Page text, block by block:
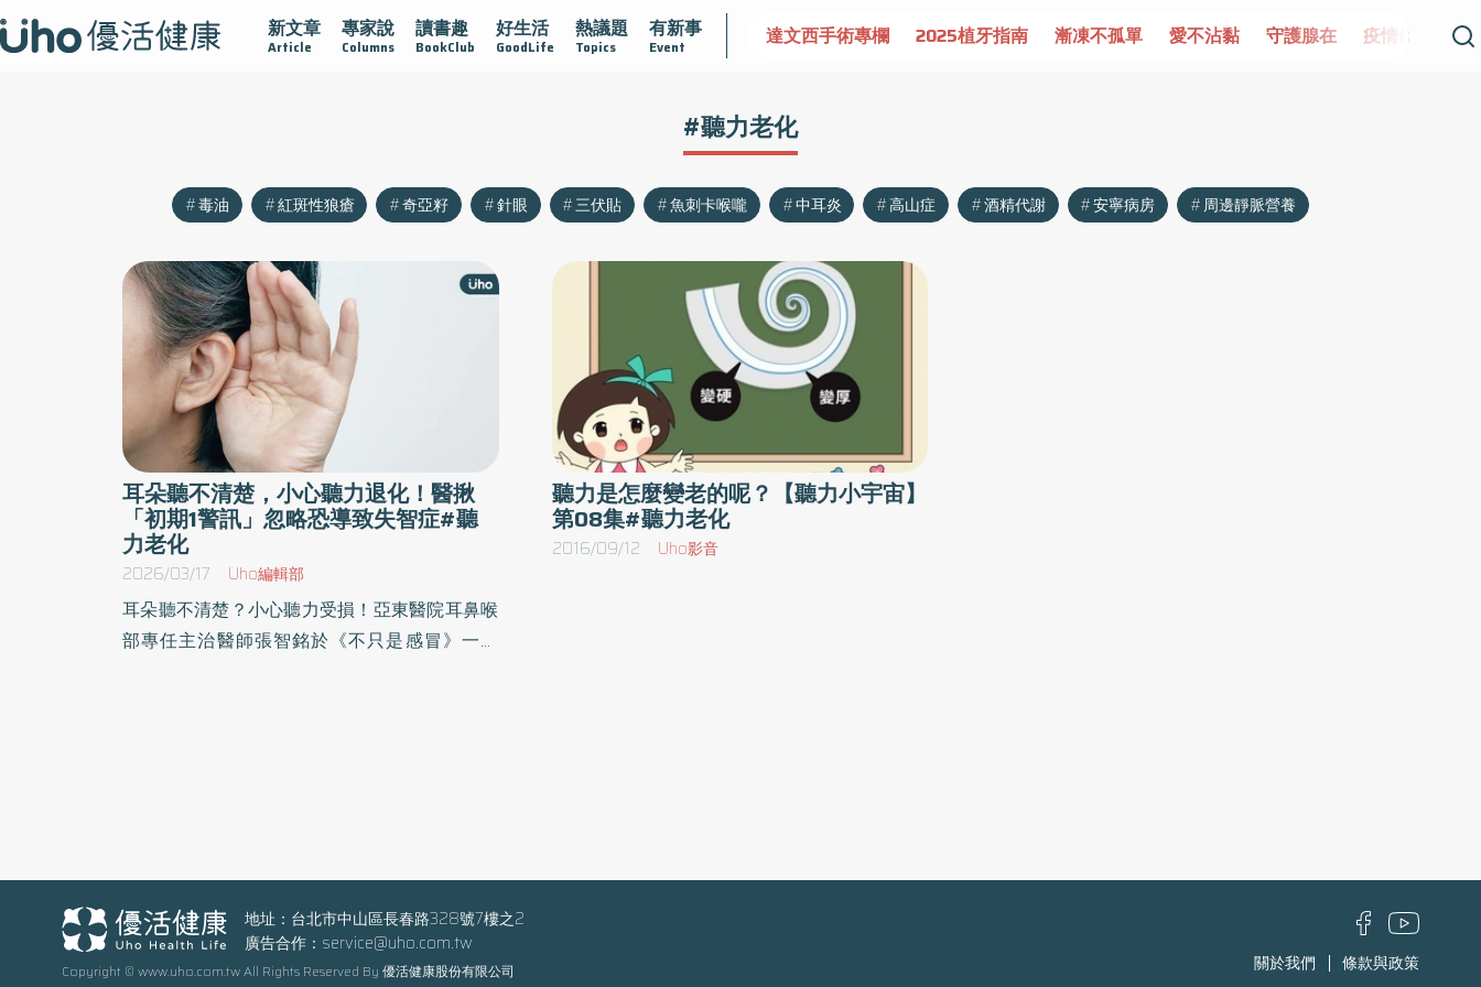
新文章
Article
專家說
Columns
讀書趣
BookClub
好生活
GoodLife
熱議題
Topics
有新事
Event
黏 守護腺在 疫情保衛戰 再生醫學 愛的未來視 認識攝護腺肥大 守護骨骼健康 達文西手術專欄 2025植牙指南 漸凍不孤單 愛不沾黏 守護腺在 疫情保衛戰
#聽力老化
毒油 紅斑性狼瘡 奇亞籽 針眼 三伏貼 魚刺卡喉嚨 中耳炎 高山症 酒精代謝 安寧病房 周邊靜脈營養
耳朵聽不清楚，小心聽力退化！醫揪
「初期1警訊」忽略恐導致失智症#聽
力老化
2026/03/17 Uho編輯部
耳朵聽不清楚？小心聽力受損！亞東醫院耳鼻喉
部專任主治醫師張智銘於《不只是感冒》一書
聽力是怎麼變老的呢？【聽力小宇宙】
第08集#聽力老化
2016/09/12 Uho影音
地址：台北市中山區長春路328號7樓之2
廣告合作： service@uho.com.tw
關於我們
條款與政策
Copyright © www.uho.com.tw All Rights Reserved By 優活健康股份有限公司